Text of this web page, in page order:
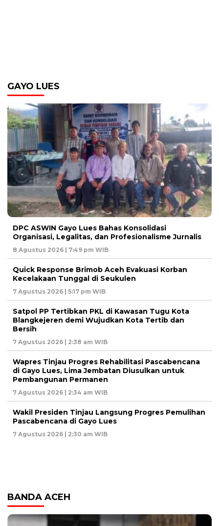
GAYO LUES
DPC ASWIN Gayo Lues Bahas Konsolidasi
Organisasi, Legalitas, dan Profesionalisme Jurnalis
8 Agustus 2026 | 7:49 pm WIB
Quick Response Brimob Aceh Evakuasi Korban
Kecelakaan Tunggal di Seukulen
7 Agustus 2026 | 5:17 pm WIB
Satpol PP Tertibkan PKL di Kawasan Tugu Kota
Blangkejeren demi Wujudkan Kota Tertib dan
Bersih
7 Agustus 2026 | 2:38 am WIB
Wapres Tinjau Progres Rehabilitasi Pascabencana
di Gayo Lues, Lima Jembatan Diusulkan untuk
Pembangunan Permanen
7 Agustus 2026 | 2:34 am WIB
Wakil Presiden Tinjau Langsung Progres Pemulihan
Pascabencana di Gayo Lues
7 Agustus 2026 | 2:30 am WIB
BANDA ACEH